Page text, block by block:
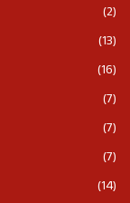
(2)
(13)
(16)
(7)
(7)
(7)
(14)